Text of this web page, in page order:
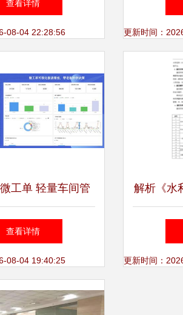
设计（信息系统运
查看详情
08-04 22:28:56 系统与
更新时间：
工单 轻量车间管
松搞定工厂生产报
运维管理
查看详情
08-04 19:40:25
解析《水
定额标准
夏水
更新时间：